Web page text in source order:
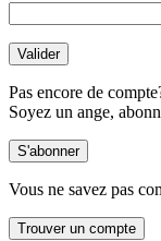
Pas encore de
Soyez un ange,
Vous ne savez pas